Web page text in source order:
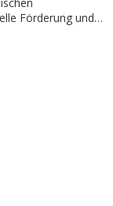
Förderung und